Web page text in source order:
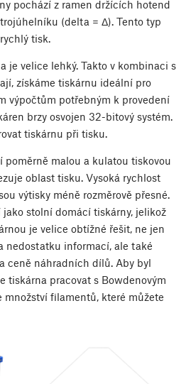
pochází z ramen držících hotend
(delta = Δ). Tento typ
tisk.
je velice lehký. Takto v kombinaci s
získáme tiskárnu ideální pro
výpočtům potřebným k provedení
brzy osvojen 32-bitový systém.
tiskárnu při tisku.
malou a kulatou tiskovou
oblast tisku. Vysoká rychlost
výtisky méně rozměrově přesné.
jako stolní domácí tiskárny, jelikož
je velice obtížné řešit, ne jen
nedostatku informací, ale také
ceně náhradních dílů. Aby byl
tiskárna pracovat s Bowdenovým
filamentů, které můžete